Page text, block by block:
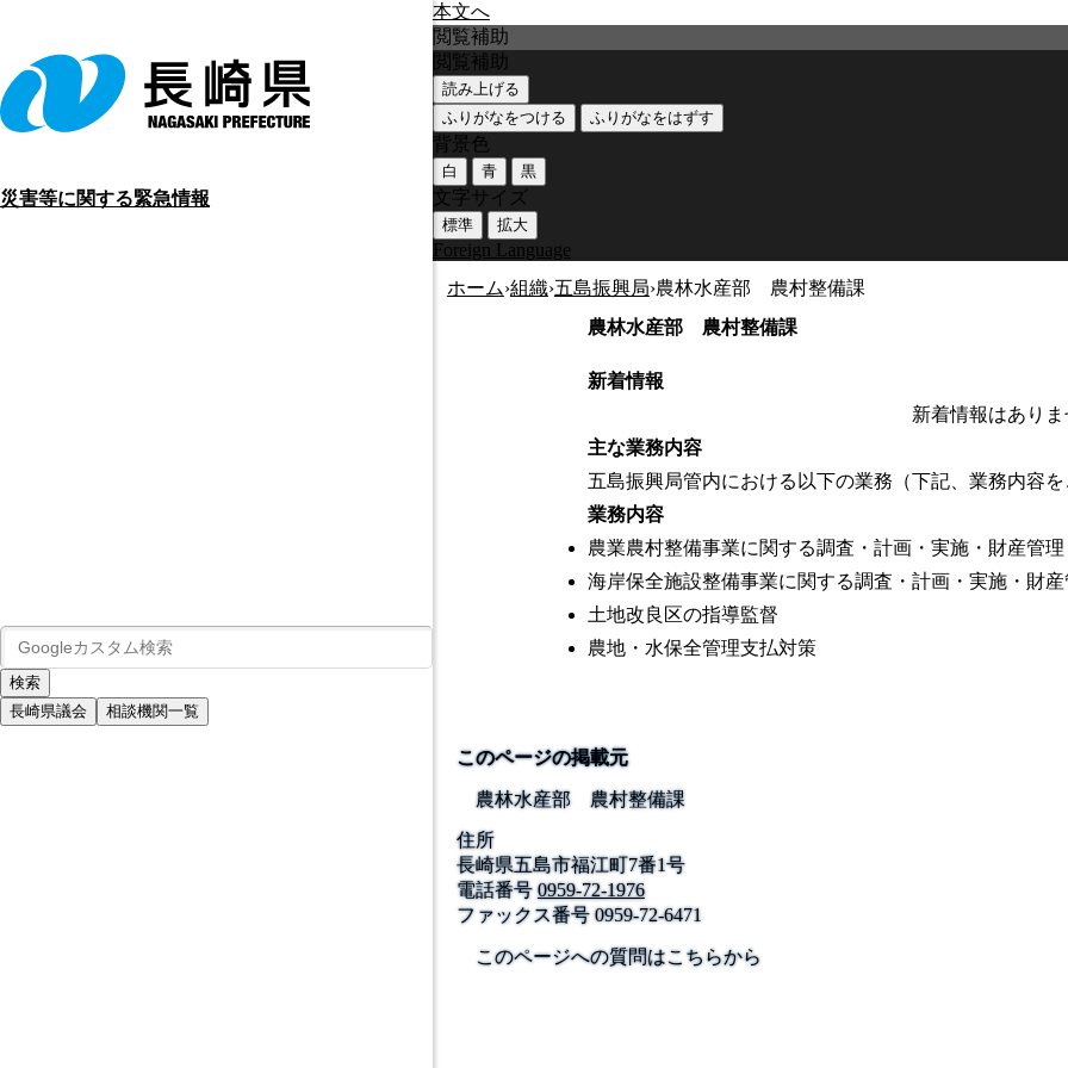
本文へ
災害等に関する緊急情報
長崎県議会 相談機関一覧
閲覧補助
閲覧補助
読み上げる
ふりがなをつける
ふりがなをはずす
背景色
白 青 黒
文字サイズ
標準 拡大
Foreign Language
ホーム›組織›五島振興局›農林水産部 農村整備課
農林水産部 農村整備課
新着情報
新着情報はあり
主な業務内容
五島振興局管内における以下の業務（下記、業務内容
業務内容
農業農村整備事業に関する調査・計画・実施・財産管理
海岸保全施設整備事業に関する調査・計画・実施・財
土地改良区の指導監督
農地・水保全管理支払対策
このページの掲載元
農林水産部 農村整備課
住所
長崎県五島市福江町7番1号
電話番号 0959-72-1976
ファックス番号0959-72-6471
このページへの質問はこちらから
公式SNS
このサイトについて
長崎県庁